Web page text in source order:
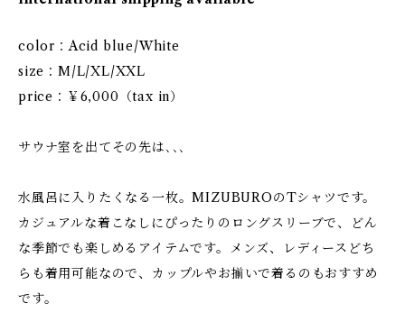
color：Acid blue/White
size：M/L/XL/XXL
price：￥6,000（tax in）
サウナ室を出てその先は､､､
水風呂に入りたくなる一枚。MIZUBUROのTシャツです。
カジュアルな着こなしにぴったりのロングスリーブで、どん
な季節でも楽しめるアイテムです。メンズ、レディースどち
らも着用可能なので、カップルやお揃いで着るのもおすすめ
です。